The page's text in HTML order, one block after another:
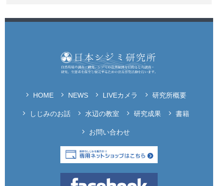
HOME NEWS LIVEカメラ 研究所概要
しじみのお話 水辺の教室 研究成果 書籍
お問い合わせ